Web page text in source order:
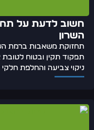
חשוב לדעת על
השרון
תחזוקת משאבות ברמת
תפקוד תקין ובטוח לטובת
ניקוי צביעה והחלפת חלקי